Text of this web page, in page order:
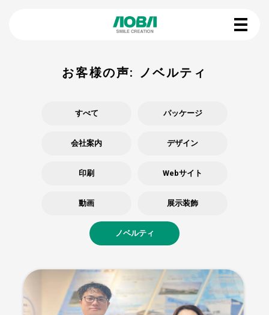
お客様の声: ノベルティ
すべて パッケージ
会社案内 デザイン
印刷 Webサイト
動画 展示装飾
ノベルティ